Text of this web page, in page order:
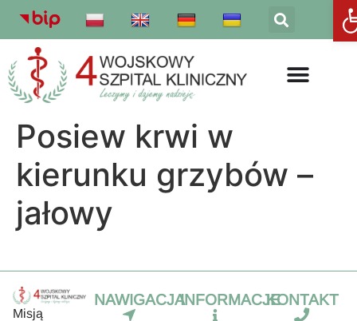
Posiew krwi w
kierunku grzybów –
jałowy
Misją
NAWIGACJAINFORMACJEKONTAKT